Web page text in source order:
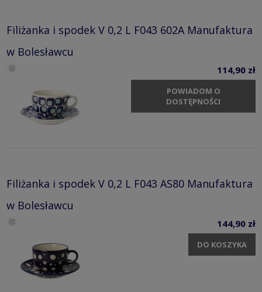
Filiżanka i spodek V 0,2 L F043 602A Manufaktura
w Bolesławcu
114,90 zł
POWIADOM O
DOSTĘPNOŚCI
Filiżanka i spodek V 0,2 L F043 AS80 Manufaktura
w Bolesławcu
144,90 zł
DO KOSZYKA